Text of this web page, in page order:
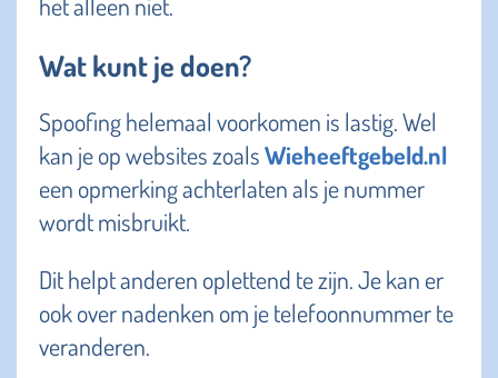
Wat kunt je doen?
Spoofing helemaal voorkomen is lastig. Wel
kan je op websites zoalsWieheeftgebeld.nl
een opmerking achterlaten als je nummer
wordt misbruikt.
Dit helpt anderen oplettend te zijn. Je kan er
ook over nadenken om je telefoonnummer te
veranderen.